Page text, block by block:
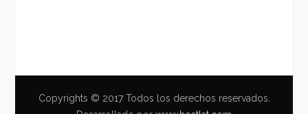
Copyrights © 2017 Todos los derechos reservados.